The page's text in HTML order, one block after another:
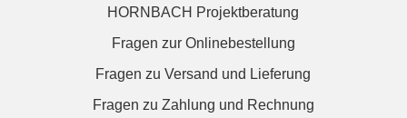
HORNBACH Projektberatung
Fragen zur Onlinebestellung
Fragen zu Versand und Lieferung
Fragen zu Zahlung und Rechnung